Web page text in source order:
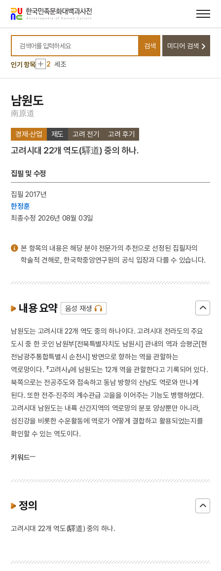
바로가기
바로가기
검색어를 입력하세요
검색 미디어 검색
인기 항목
10
반민족행위특별조사위원회
1 금성대군
2 세조
3 고풀이
한명회
8 효감천
10
반민족행위특별조사위원회
1
5 김자점
7
한명회
효감천
공진형
10
반민족행위특별조사위원회
남원도
南原道
경제·산업 제도 고려 전기 고려 후기
고려시대 22개 역도(驛道) 중의 하나.
집필 및 수정
집필 2017년
한정훈
최종수정 2026년 08월 03일
본 항목의 내용은 해당 분야 전문가의 추천으로 선정된 집필자의
학술적 견해로, 한국학중앙연구원의 공식 입장과 다를 수 있습니다.
내용 요약 음성 재생
남원도는 고려시대 22개 역도 중의 하나이다. 고려시대 전라도의 주요
도시 중 한 곳인 남원부[전북특별자치도 남원시] 관내의 역과 승평군[현
전남광주통합특별시 순천시] 방면으로 향하는 역을 관할하는
역로망이다. 『고려사』에 남원도는 12개 역을 관할한다고 기록되어 있다.
북쪽으로는 전공주도와 접속하고 동남 방향의 산남도 역로와 만나게
된다. 또한 전주·진주의 계수관급 고을을 이어주는 기능도 병행하였다.
고려시대 남원도는 내륙 산간지역의 역로망의 분포 양상뿐만 아니라,
섬진강을 비롯한 수운활동에 역로가 어떻게 결합하고 활용되었는지를
확인할 수 있는 역도이다.
키워드
정의
고려시대 22개 역도(驛道) 중의 하나.